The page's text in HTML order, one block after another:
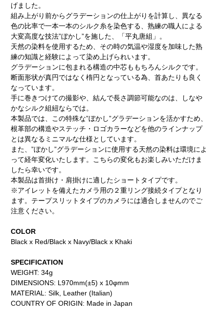
げました。
組み上がり前からグラデーションの仕上がりを計算し、異なる
色の比率で一本一本のシルク糸を染色する、熟練の職人による
大変高度な技法”ぼかし”を施した、「平丸唐組」。
天然の染料を使用するため、その時の気温や湿度を加味した熟
練の知識と経験によって染め上げられいます。
グラデーションに包まれる構造の中芯ももちろんシルクです。
断面形状が真円ではなく楕円となっている為、首あたりも良く
なっています。
手に巻きつけての撮影や、結んで長さ調節可能なのは、しなや
かなシルク組紐ならでは。
本製品では、この特殊な”ぼかし”グラデーションを活かすため、
根革部の構造やステッチ・ロゴカラーなどを他のラインナップ
とは異なるミニマルな仕様としています。
また、”ぼかし”グラデーションに使用する天然の染料は環境によ
って経年変化いたします。こちらの変化もお楽しみいただけま
したら幸いです。
本製品は首掛け・肩掛けに適したショートタイプです。
※アイレットを備えたカメラ用の２重リング接続タイプとなり
ます。テープスリットタイプのカメラには適合しませんのでご
注意ください。
COLOR
Black x Red/Black x Navy/Black x Khaki
SPECIFICATION
WEIGHT: 34g
DIMENSIONS: L970mm(±5) x 10φmm
MATERIAL: Silk, Leather (Italian)
COUNTRY OF ORIGIN: Made in Japan